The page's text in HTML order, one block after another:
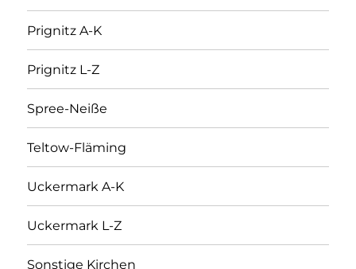
Prignitz A-K
Prignitz L-Z
Spree-Neiße
Teltow-Fläming
Uckermark A-K
Uckermark L-Z
Sonstige Kirchen